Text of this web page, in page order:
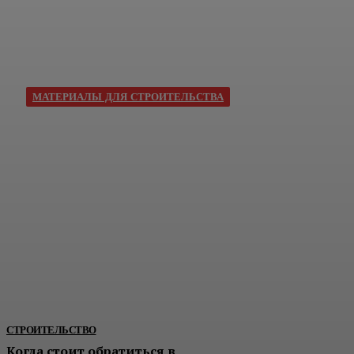
МАТЕРИАЛЫ ДЛЯ СТРОИТЕЛЬСТВА
СТРОИТЕЛЬСТВО